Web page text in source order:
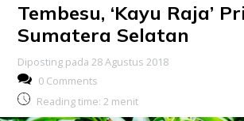
Tembesu, ‘Kayu Raja’
Sumatera Selatan
Diposting pada 28 Agustus 2018
0 Comments
Reading time: 2 menit